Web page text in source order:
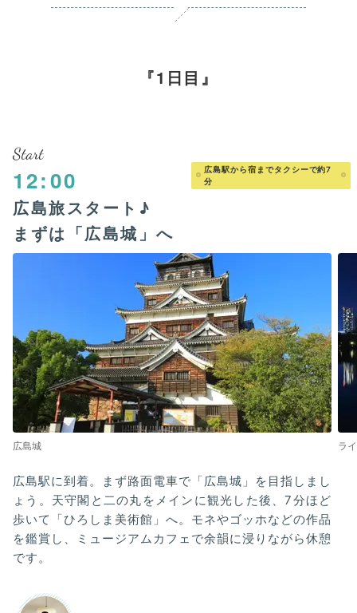
1日目
Start
12:00
広島駅から宿までタクシーで約7
分
広島旅スタート♪
まずは「広島城」へ
広島城 ラ
広島駅に到着。まず路面電車で「広島城」を目指しまし
ょう。天守閣と二の丸をメインに観光した後、7分ほど
歩いて「ひろしま美術館」へ。モネやゴッホなどの作品
を鑑賞し、ミュージアムカフェで余韻に浸りながら休憩
です。